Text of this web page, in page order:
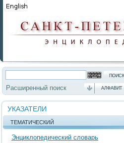
Расширенный поиск АЛФАВИТ
УКАЗАТЕЛИ
ТЕМАТИЧЕСКИЙ
Энциклопедический словарь